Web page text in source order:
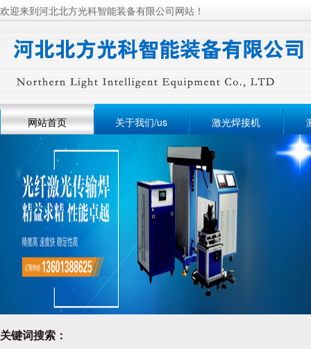
欢迎来到河北北方光科智能装备有限公司网站！
网站首页 关于我们/us 激光焊接机
关键词搜索：